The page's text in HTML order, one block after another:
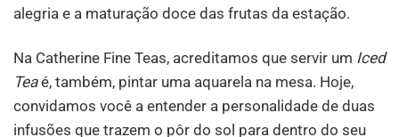
alegria e a maturação doce das frutas da estação.
Na Catherine Fine Teas, acreditamos que servir um Iced
Teaé, também, pintar uma aquarela na mesa. Hoje,
convidamos você a entender a personalidade de duas
infusões que trazem o pôr do sol para dentro do seu